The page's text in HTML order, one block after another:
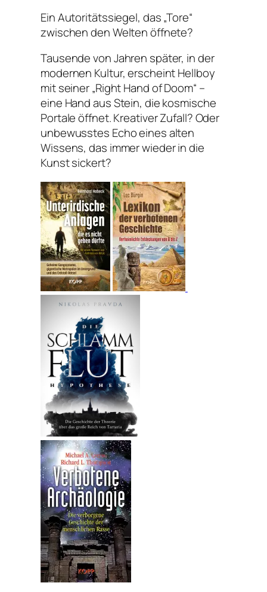
Ein Autoritätssiegel, das „Tore“
zwischen den Welten öffnete?
Tausende von Jahren später, in der
modernen Kultur, erscheint Hellboy
mit seiner „Right Hand of Doom“ –
eine Hand aus Stein, die kosmische
Portale öffnet. Kreativer Zufall? Oder
unbewusstes Echo eines alten
Wissens, das immer wieder in die
Kunst sickert?